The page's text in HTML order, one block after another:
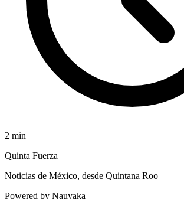
2 min
Quinta Fuerza
Noticias de México, desde Quintana Roo
Powered by Nauyaka